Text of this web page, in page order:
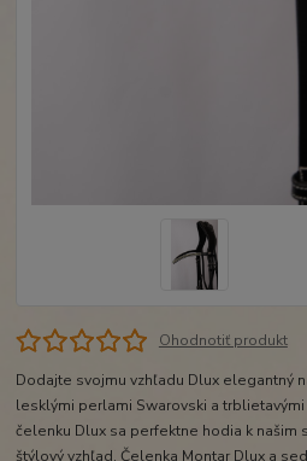
Ohodnotiť produkt
Dodajte svojmu vzhľadu Dlux elegantný
lesklými perlami Swarovski a trblietavými
čelenku Dlux sa perfektne hodia k našim
štýlový vzhľad. Čelenka Montar Dlux a